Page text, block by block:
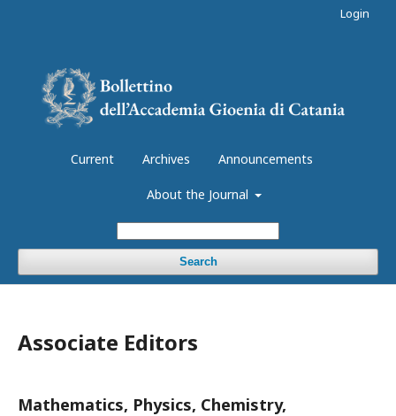
Current Archives Announcements
About the Journal
Search
Login
Associate Editors
Mathematics, Physics, Chemistry,